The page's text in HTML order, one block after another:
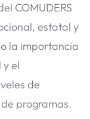
COMUDERS
estatal y
la importancia
el
de
programas.